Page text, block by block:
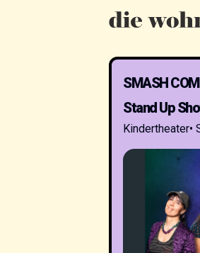
SMASH
Stand Up
Kindertheater•